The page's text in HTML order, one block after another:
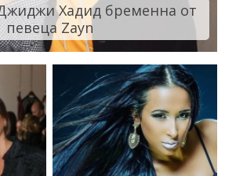
Хадид бременна от
певеца Zayn